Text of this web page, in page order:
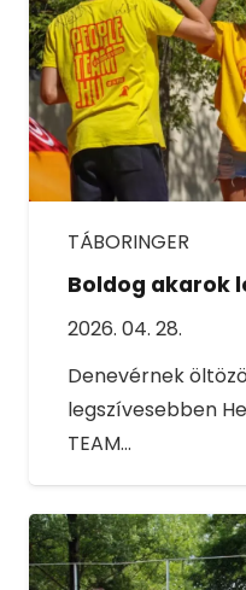
TÁBORINGER
Boldog akarok
2026. 04. 28.
Denevérnek
legszívesebben
TEAM…